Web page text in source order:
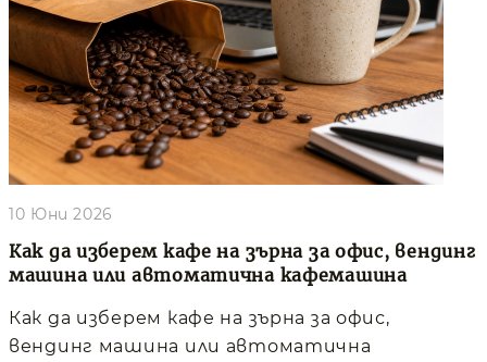
Как да изберем кафе на зърна за офис, вендинг
машина или автоматична кафемашина
10 Юни 2026
Как да изберем кафе на зърна за офис,
вендинг машина или автоматична